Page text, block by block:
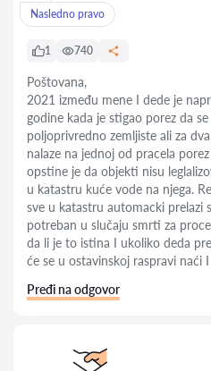
Nasledno pravo
1 740
Poštovana,
2021 između mene I dede je
godine kada je stigao porez da
poljoprivredno zemljiste ali za
nalaze na jednoj od pracela
opstine je da objekti nisu
u katastru kuće vode na njega.
sve u katastru automacki prelazi
potreban u slučaju smrti za
da li je to istina I ukoliko deda
će se u ostavinskoj raspravi naći
Pređi na odgovor